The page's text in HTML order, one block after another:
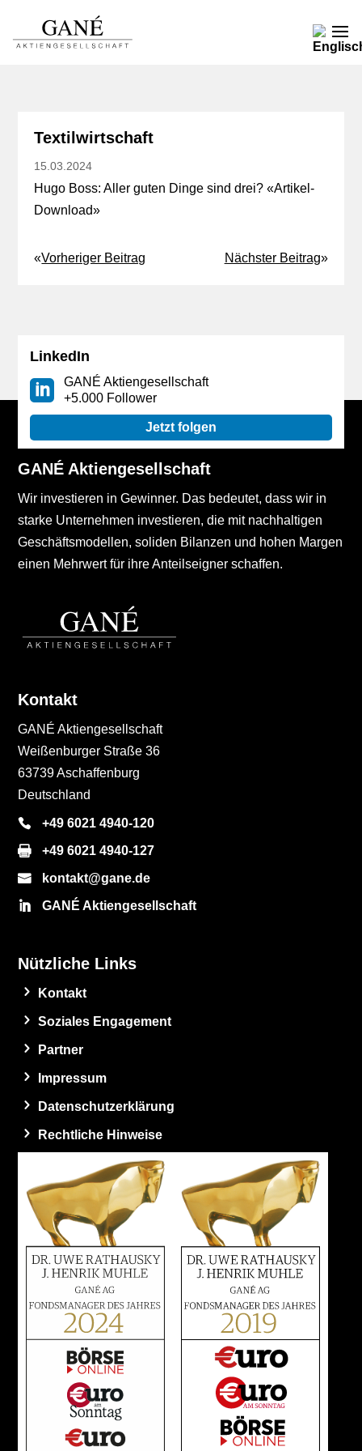
Textilwirtschaft
15.03.2024
Hugo Boss: Aller guten Dinge sind drei? «Artikel-
Download»
«Vorheriger Beitrag Nächster Beitrag»
LinkedIn
GANÉ Aktiengesellschaft
+5.000 Follower
Jetzt folgen
GANÉ Aktiengesellschaft
Wir investieren in Gewinner. Das bedeutet, dass wir in
starke Unternehmen investieren, die mit nachhaltigen
Geschäftsmodellen, soliden Bilanzen und hohen Margen
einen Mehrwert für ihre Anteilseigner schaffen.
Kontakt
GANÉ Aktiengesellschaft
Weißenburger Straße 36
63739 Aschaffenburg
Deutschland
+49 6021 4940-120
+49 6021 4940-127
kontakt@gane.de
GANÉ Aktiengesellschaft
Nützliche Links
Kontakt
Soziales Engagement
Partner
Impressum
Datenschutzerklärung
Rechtliche Hinweise